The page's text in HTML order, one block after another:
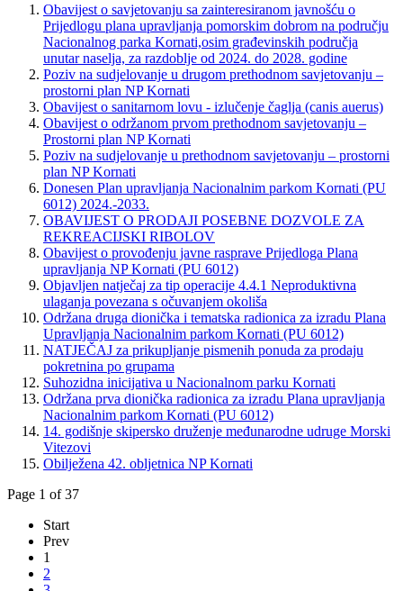
Obavijest o savjetovanju sa zainteresiranom javnošću o
Prijedlogu plana upravljanja pomorskim dobrom na području
Nacionalnog parka Kornati,osim građevinskih područja
unutar naselja, za razdoblje od 2024. do 2028. godine
Poziv na sudjelovanje u drugom prethodnom savjetovanju –
prostorni plan NP Kornati
Obavijest o sanitarnom lovu - izlučenje čaglja (canis auerus)
Obavijest o održanom prvom prethodnom savjetovanju –
Prostorni plan NP Kornati
Poziv na sudjelovanje u prethodnom savjetovanju – prostorni
plan NP Kornati
Donesen Plan upravljanja Nacionalnim parkom Kornati (PU
6012) 2024.-2033.
OBAVIJEST O PRODAJI POSEBNE DOZVOLE ZA
REKREACIJSKI RIBOLOV
Obavijest o provođenju javne rasprave Prijedloga Plana
upravljanja NP Kornati (PU 6012)
Objavljen natječaj za tip operacije 4.4.1 Neproduktivna
ulaganja povezana s očuvanjem okoliša
Održana druga dionička i tematska radionica za izradu Plana
Upravljanja Nacionalnim parkom Kornati (PU 6012)
NATJEČAJ za prikupljanje pismenih ponuda za prodaju
pokretnina po grupama
Suhozidna inicijativa u Nacionalnom parku Kornati
Održana prva dionička radionica za izradu Plana upravljanja
Nacionalnim parkom Kornati (PU 6012)
14. godišnje skipersko druženje međunarodne udruge Morski
Vitezovi
Obilježena 42. obljetnica NP Kornati
Page 1 of 37
Start
Prev
1
2